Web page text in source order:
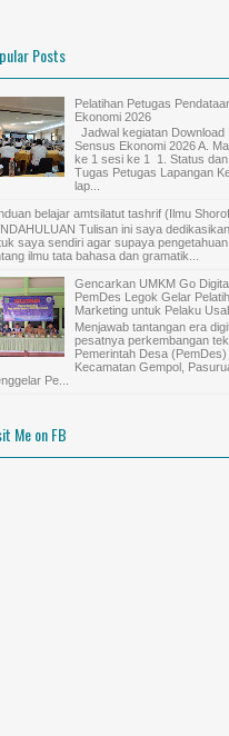
Posts
Pelatihan Petugas
Ekonomi 2026
Jadwal kegiatan Download
Sensus Ekonomi 2026 A.
ke 1 sesi ke 1 1. Status
Tugas Petugas Lapangan
lap...
belajar amtsilatut tashrif (Ilmu
Tulisan ini saya
saya sendiri agar supaya
ilmu tata bahasa dan gramatik...
Gencarkan UMKM Go Digital,
PemDes Legok Gelar
Marketing untuk Pelaku
Menjawab tantangan era
pesatnya perkembangan
Pemerintah Desa (PemDes)
Kecamatan Gempol,
Pe...
Me on FB